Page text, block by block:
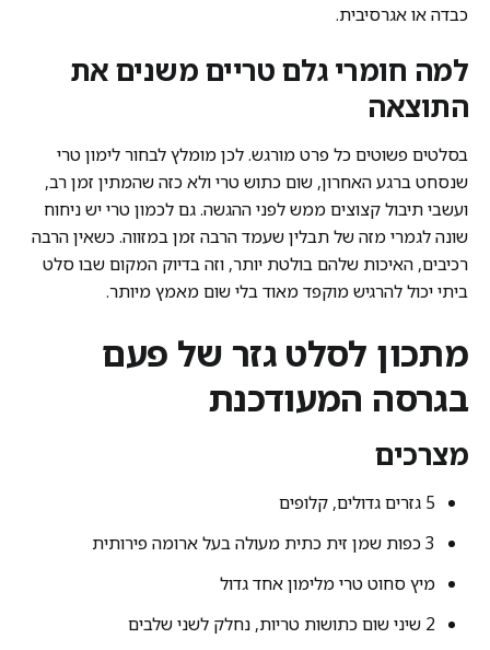
כבדה או אגרסיבית.
למה חומרי גלם טריים משנים את
התוצאה
בסלטים פשוטים כל פרט מורגש. לכן מומלץ לבחור לימון טרי
שנסחט ברגע האחרון, שום כתוש טרי ולא כזה שהמתין זמן רב,
ועשבי תיבול קצוצים ממש לפני ההגשה. גם לכמון טרי יש ניחוח
שונה לגמרי מזה של תבלין שעמד הרבה זמן במזווה. כשאין הרבה
רכיבים, האיכות שלהם בולטת יותר, וזה בדיוק המקום שבו סלט
ביתי יכול להרגיש מוקפד מאוד בלי שום מאמץ מיותר.
מתכון לסלט גזר של פעם
בגרסה המעודכנת
מצרכים
5 גזרים גדולים, קלופים
3 כפות שמן זית כתית מעולה בעל ארומה פירותית
מיץ סחוט טרי מלימון אחד גדול
2 שיני שום כתושות טריות, נחלק לשני שלבים